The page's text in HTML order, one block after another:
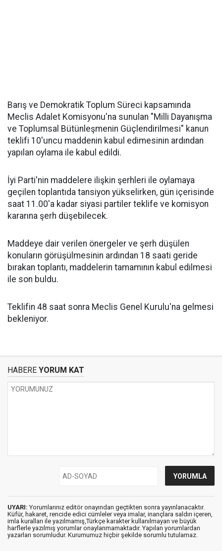
Barış ve Demokratik Toplum Süreci kapsamında
Meclis Adalet Komisyonu'na sunulan "Milli Dayanışma
ve Toplumsal Bütünleşmenin Güçlendirilmesi" kanun
teklifi 10'uncu maddenin kabul edimesinin ardından
yapılan oylama ile kabul edildi.
İyi Parti'nin maddelere ilişkin şerhleri ile oylamaya
geçilen toplantıda tansiyon yükselirken, gün içerisinde
saat 11.00'a kadar siyasi partiler teklife ve komisyon
kararına şerh düşebilecek.
Maddeye dair verilen önergeler ve şerh düşülen
konuların görüşülmesinin ardından 18 saati geride
bırakan toplantı, maddelerin tamamının kabul edilmesi
ile son buldu.
Teklifin 48 saat sonra Meclis Genel Kurulu'na gelmesi
bekleniyor.
HABERE YORUM KAT
UYARI: Yorumlarınız editör onayından geçtikten sonra yayınlanacaktır.
Küfür, hakaret, rencide edici cümleler veya imalar, inançlara saldırı içeren,
imla kuralları ile yazılmamış,Türkçe karakter kullanılmayan ve büyük
harflerle yazılmış yorumlar onaylanmamaktadır. Yapılan yorumlardan
yazarları sorumludur. Kurumumuz hiçbir şekilde sorumlu tutulamaz.